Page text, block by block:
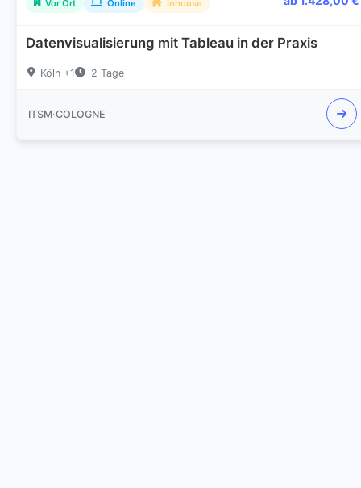
Vor Ort Online Inhouse
Datenvisualisierung mit Tableau in der Praxis
Köln +1 2 Tage
ITSM·COLOGNE